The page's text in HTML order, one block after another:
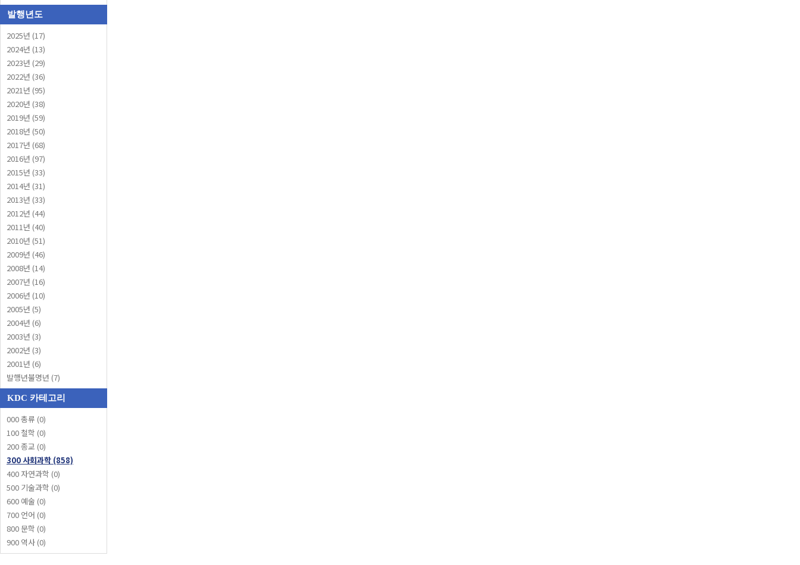
발행년도
2025년 (17)
2024년 (13)
2023년 (29)
2022년 (36)
2021년 (95)
2020년 (38)
2019년 (59)
2018년 (50)
2017년 (68)
2016년 (97)
2015년 (33)
2014년 (31)
2013년 (33)
2012년 (44)
2011년 (40)
2010년 (51)
2009년 (46)
2008년 (14)
2007년 (16)
2006년 (10)
2005년 (5)
2004년 (6)
2003년 (3)
2002년 (3)
2001년 (6)
발행년불명년 (7)
KDC 카테고리
000 총류 (0)
100 철학 (0)
200 종교 (0)
300 사회과학 (858)
400 자연과학 (0)
500 기술과학 (0)
600 예술 (0)
700 언어 (0)
800 문학 (0)
900 역사 (0)